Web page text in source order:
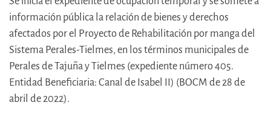
información pública la relación de bienes y derechos
afectados por el Proyecto de Rehabilitación por manga del
Sistema Perales-Tielmes, en los términos municipales de
Perales de Tajuña y Tielmes (expediente número 405.
Entidad Beneficiaria: Canal de Isabel II) (BOCM de 28 de
abril de 2022).